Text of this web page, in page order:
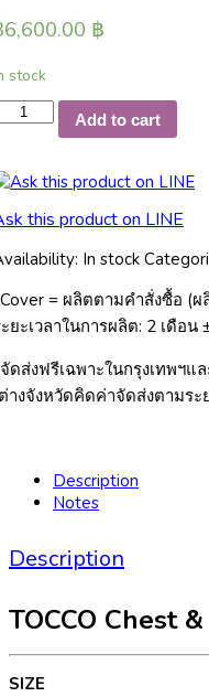
฿
stock
Add to cart
this product on LINE
In stock
= ผลิตตามคำสั่งซื้อ (
ยะเวลาในการผลิต: 2 เดือน
ดส่งฟรีเฉพาะในกรุงเทพฯ
างจังหวัดคิดค่าจัดส่งตามร
Description
Notes
Description
TOCCO Chest
SIZE